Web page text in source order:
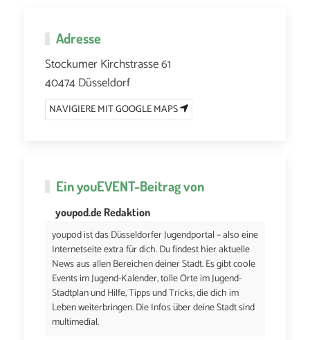
Adresse
Stockumer Kirchstrasse 61
40474 Düsseldorf
NAVIGIERE MIT GOOGLE MAPS
EinyouEVENT-Beitrag von
youpod.de Redaktion
youpod ist das Düsseldorfer Jugendportal – also eine
Internetseite extra für dich. Du findest hier aktuelle
News aus allen Bereichen deiner Stadt. Es gibt coole
Events im Jugend-Kalender, tolle Orte im Jugend-
Stadtplan und Hilfe, Tipps und Tricks, die dich im
Leben weiterbringen. Die Infos über deine Stadt sind
multimedial.